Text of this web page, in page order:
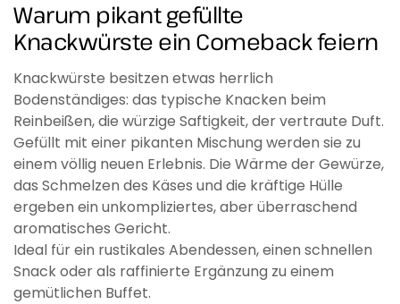
Warum pikant gefüllte
Knackwürste ein Comeback feiern
Knackwürste besitzen etwas herrlich
Bodenständiges: das typische Knacken beim
Reinbeißen, die würzige Saftigkeit, der vertraute Duft.
Gefüllt mit einer pikanten Mischung werden sie zu
einem völlig neuen Erlebnis. Die Wärme der Gewürze,
das Schmelzen des Käses und die kräftige Hülle
ergeben ein unkompliziertes, aber überraschend
aromatisches Gericht.
Ideal für ein rustikales Abendessen, einen schnellen
Snack oder als raffinierte Ergänzung zu einem
gemütlichen Buffet.